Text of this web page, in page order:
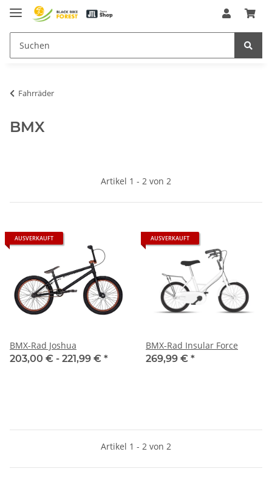
Fahrräder
BMX
Artikel 1 - 2 von 2
AUSVERKAUFT
BMX-Rad Joshua
203,00 € - 221,99 € *
AUSVERKAUFT
BMX-Rad Insular Force
269,99 € *
Artikel 1 - 2 von 2